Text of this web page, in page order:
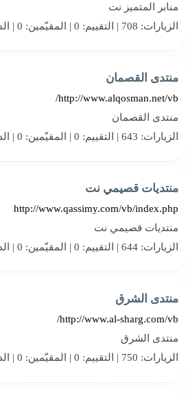
منابر المتميز نت
الزيارات: 708 | التقييم: 0 | المقيّمين: 0 | الدولة:
منتدى القصمان
http://www.alqosman.net/vb/
منتدى القصمان
الزيارات: 643 | التقييم: 0 | المقيّمين: 0 | الدولة:
منتديات قصيمي نت
http://www.qassimy.com/vb/index.php
منتديات قصيمي نت
الزيارات: 644 | التقييم: 0 | المقيّمين: 0 | الدولة:
منتدى الشرق
http://www.al-sharg.com/vb/
منتدى الشرق
الزيارات: 750 | التقييم: 0 | المقيّمين: 0 | الدولة: